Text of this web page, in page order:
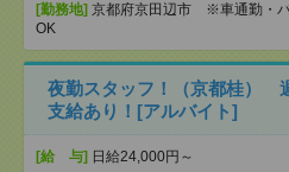
[勤務地] 京都府京田辺市 ※車通勤・
OK
夜勤スタッフ！（京都桂）
支給あり！[アルバイト]
[給 与] 日給24,000円～